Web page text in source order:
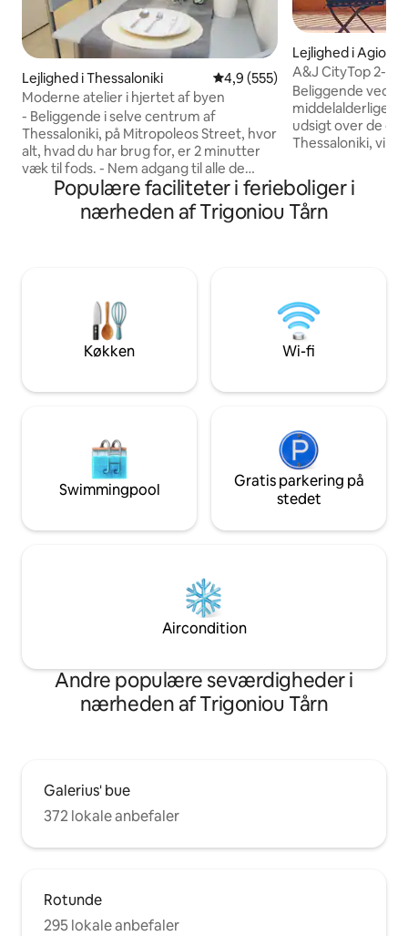
Lejlighed i Thessaloniki 4,9 ud af 5 i gennemsnitlig
4,9 (555)
Moderne atelier i hjertet af byen
- Beliggende i selve centrum af
Thessaloniki, på Mitropoleos Street, hvor
alt, hvad du har brug for, er 2 minutter
væk til fods. - Nem adgang til alle de
vigtigste transportmidler (taxi, bus) -
Inverter A/C-enhed til varme/kulde -
Badeværelse i hotelstil - Madras, puder
byen, er stedet tilstrækkeligt lydisoleret
fra eksterne lyde - Perfekt til par, enlige
rejsende, venner og familier
Lejlighed i Agios
A&J CityTop 2-
fantastisk udsigt
Beliggende ved
middelalderlige
udsigt over de
Thessaloniki, vil
Lejlighedens
der er en turist-
Beliggende i den
Fantastisk
lige i nærheden.
Populære faciliteter i ferieboliger i
nærheden af Trigoniou Tårn
Køkken Wi-fi
Swimmingpool
Gratis parkering på
stedet
Aircondition
Andre populære seværdigheder i
nærheden af Trigoniou Tårn
Galerius' bue
372 lokale anbefaler
Rotunde
295 lokale anbefaler